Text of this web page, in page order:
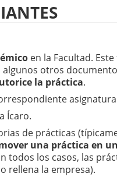
en la Facultad.
otros
la práctica.
Ícaro.
de prácticas
una práctica en
todos los casos, las
rellena la empresa).